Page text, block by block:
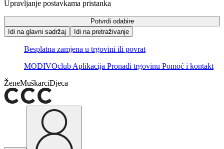
Upravljanje postavkama pristanka
Potvrdi odabire
Idi na glavni sadržaj
Idi na pretraživanje
Besplatna zamjena u trgovini ili povrat
MODIVOclub Aplikacija Pronađi trgovinu Pomoć i kontakt
ŽeneMuškarciDjeca